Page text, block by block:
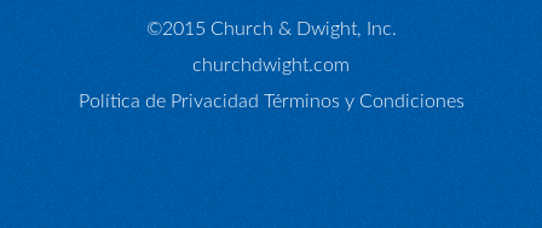
©2015 Church & Dwight, Inc.
churchdwight.com
Política de Privacidad Términos y Condiciones